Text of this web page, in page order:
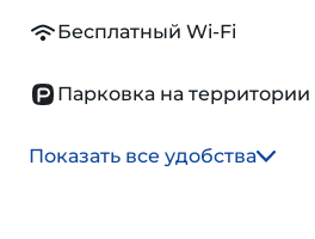
Бесплатный Wi-Fi
Парковка на территории
Показать все удобства